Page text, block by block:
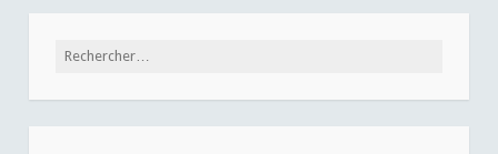
Rechercher :